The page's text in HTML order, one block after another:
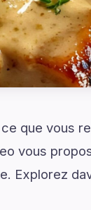
que vous
vous
Explorez